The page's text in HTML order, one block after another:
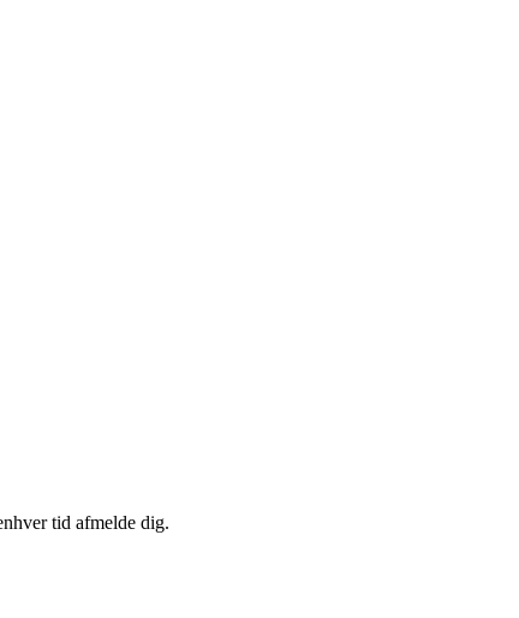
tid afmelde dig.